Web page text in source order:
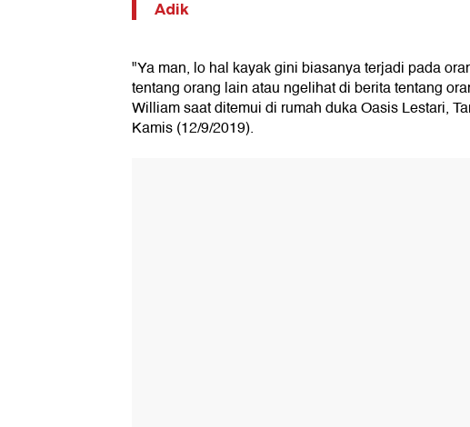
Adik
"Ya man, lo hal kayak gini biasanya terjadi pada
tentang orang lain atau ngelihat di berita tentang
William saat ditemui di rumah duka Oasis Lestari,
Kamis (12/9/2019).